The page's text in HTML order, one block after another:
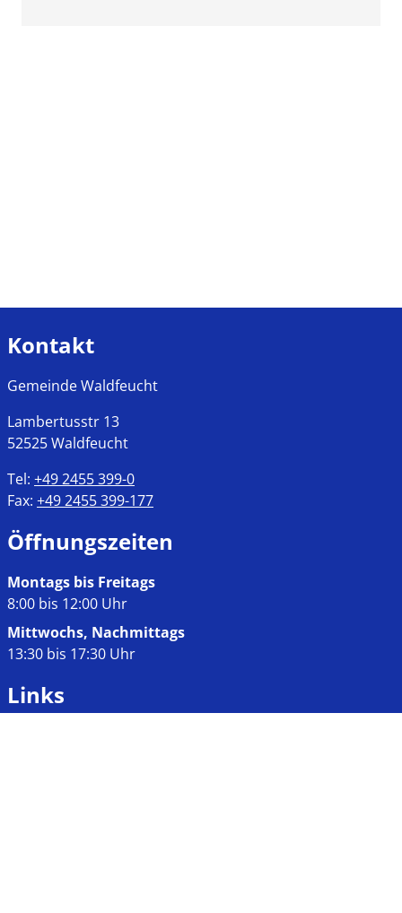
Kontakt
Gemeinde Waldfeucht
Lambertusstr 13
52525Waldfeucht
Tel: +49 2455 399-0
Fax: +49 2455 399-177
Öffnungszeiten
Montags bis Freitags
8:00 bis 12:00 Uhr
Mittwochs, Nachmittags
13:30 bis 17:30 Uhr
Links